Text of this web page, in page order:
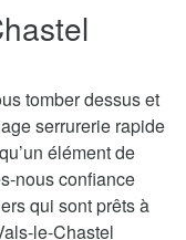
tomber dessus et
serrurerie rapide
élément de
nous confiance
qui sont prêts à
le-Chastel